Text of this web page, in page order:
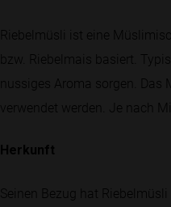
Riebelmüsli ist eine
bzw. Riebelmais basiert.
nussiges Aroma sorgen.
verwendet werden. Je nach
Herkunft
Seinen Bezug hat